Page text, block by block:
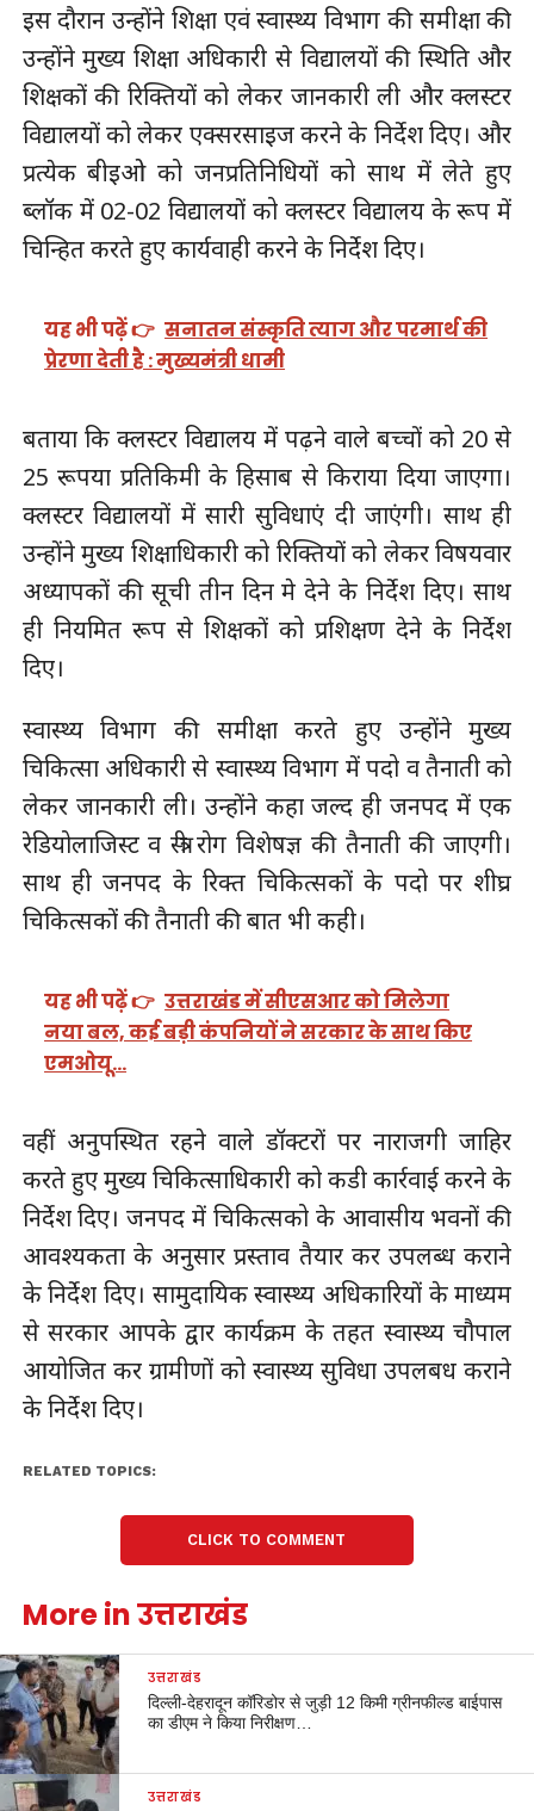
इस दौरान उन्होंने शिक्षा एवं स्वास्थ्य विभाग की समीक्षा की
उन्होंने मुख्य शिक्षा अधिकारी से विद्यालयों की स्थिति और
शिक्षकों की रिक्तियों को लेकर जानकारी ली और क्लस्टर
विद्यालयों को लेकर एक्सरसाइज करने के निर्देश दिए। और
प्रत्येक बीइओ को जनप्रतिनिधियों को साथ में लेते हुए
ब्लॉक में 02-02 विद्यालयों को क्लस्टर विद्यालय के रूप में
चिन्हित करते हुए कार्यवाही करने के निर्देश दिए।
यह भी पढ़ें 👉 सनातन संस्कृति त्याग और परमार्थ की
प्रेरणा देती है : मुख्यमंत्री धामी
बताया कि क्लस्टर विद्यालय में पढ़ने वाले बच्चों को 20 से
25 रूपया प्रतिकिमी के हिसाब से किराया दिया जाएगा।
क्लस्टर विद्यालयों में सारी सुविधाएं दी जाएंगी। साथ ही
उन्होंने मुख्य शिक्षाधिकारी को रिक्तियों को लेकर विषयवार
अध्यापकों की सूची तीन दिन मे देने के निर्देश दिए। साथ
ही नियमित रूप से शिक्षकों को प्रशिक्षण देने के निर्देश
दिए।
स्वास्थ्य विभाग की समीक्षा करते हुए उन्होंने मुख्य
चिकित्सा अधिकारी से स्वास्थ्य विभाग में पदो व तैनाती को
लेकर जानकारी ली। उन्होंने कहा जल्द ही जनपद में एक
रेडियोलाजिस्ट व स्त्री रोग विशेषज्ञ की तैनाती की जाएगी।
साथ ही जनपद के रिक्त चिकित्सकों के पदो पर शीघ्र
चिकित्सकों की तैनाती की बात भी कही।
यह भी पढ़ें 👉 उत्तराखंड में सीएसआर को मिलेगा
नया बल, कई बड़ी कंपनियों ने सरकार के साथ किए
एमओयू…
वहीं अनुपस्थित रहने वाले डॉक्टरों पर नाराजगी जाहिर
करते हुए मुख्य चिकित्साधिकारी को कडी कार्रवाई करने के
निर्देश दिए। जनपद में चिकित्सको के आवासीय भवनों की
आवश्यकता के अनुसार प्रस्ताव तैयार कर उपलब्ध कराने
के निर्देश दिए। सामुदायिक स्वास्थ्य अधिकारियों के माध्यम
से सरकार आपके द्वार कार्यक्रम के तहत स्वास्थ्य चौपाल
आयोजित कर ग्रामीणों को स्वास्थ्य सुविधा उपलबध कराने
के निर्देश दिए।
RELATED TOPICS:
CLICK TO COMMENT
More in उत्तराखंड
उत्तराखंड
दिल्ली-देहरादून कॉरिडोर से जुड़ी 12 किमी ग्रीनफील्ड बाईपास
का डीएम ने किया निरीक्षण…
उत्तराखंड